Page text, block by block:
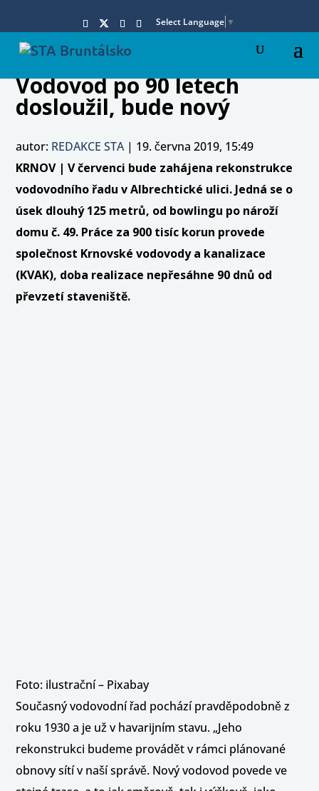
Select Language ▼
Vodovod po 90 letech
dosloužil, bude nový
autor: REDAKCE STA| 19. června 2019, 15:49
KRNOV | V červenci bude zahájena rekonstrukce
vodovodního řadu v Albrechtické ulici. Jedná se o
úsek dlouhý 125 metrů, od bowlingu po nároží
domu č. 49. Práce za 900 tisíc korun provede
společnost Krnovské vodovody a kanalizace
(KVAK), doba realizace nepřesáhne 90 dnů od
převzetí staveniště.
Foto: ilustrační – Pixabay
Současný vodovodní řad pochází pravděpodobně z
roku 1930 a je už v havarijním stavu. „Jeho
rekonstrukci budeme provádět v rámci plánované
obnovy sítí v naší správě. Nový vodovod povede ve